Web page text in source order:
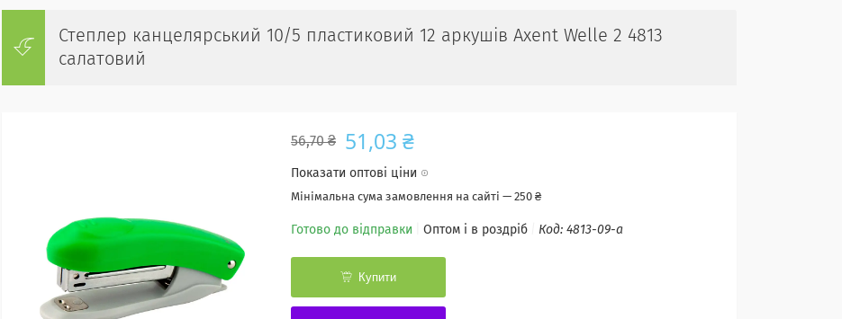
Степлер канцелярський 10/5 пластиковий 12 аркушів Axent Welle 2 4813
салатовий
56,70 ₴ 51,03 ₴
Показати оптові ціни
Мінімальна сума замовлення на сайті — 250 ₴
Готово до відправки Оптом і в роздріб Код: 4813-09-a
Купити